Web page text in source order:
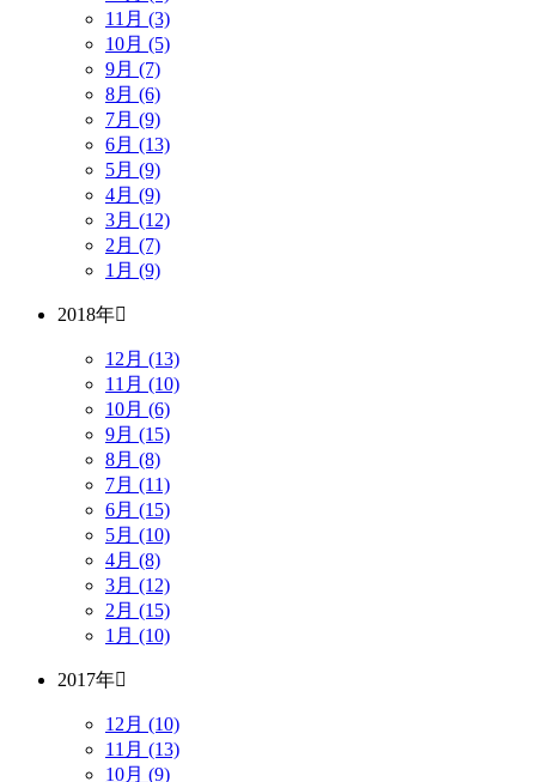
11月 (3)
10月 (5)
9月 (7)
8月 (6)
7月 (9)
6月 (13)
5月 (9)
4月 (9)
3月 (12)
2月 (7)
1月 (9)
2018年
12月 (13)
11月 (10)
10月 (6)
9月 (15)
8月 (8)
7月 (11)
6月 (15)
5月 (10)
4月 (8)
3月 (12)
2月 (15)
1月 (10)
2017年
12月 (10)
11月 (13)
10月 (9)